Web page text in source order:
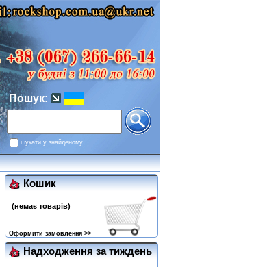
Пошук:
шукати у знайденому
Кошик
(немає товарів)
Оформити замовлення >>
Надходження за тиждень